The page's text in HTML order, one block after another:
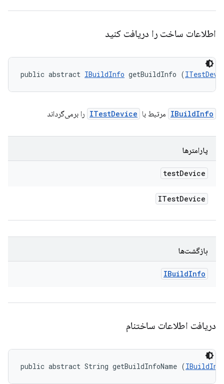
اطلاعات ساخت را دریافت کنید
public abstract IBuildInfo getBuildInfo (
IBuildInfo مرتبط با ITestDevice را برمی‌گرداند
پارامترها
testDevice
ITestDevice
بازگشت‌ها
IBuildInfo
دریافت اطلاعات ساختنام
public abstract String getBuildInfoName (